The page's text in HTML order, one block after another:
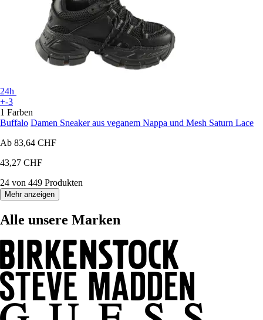
24h
+-3
1 Farben
Buffalo Damen Sneaker aus veganem Nappa und Mesh Saturn Lace
Ab 83,64 CHF
43,27 CHF
24 von 449 Produkten
Mehr anzeigen
Alle unsere Marken